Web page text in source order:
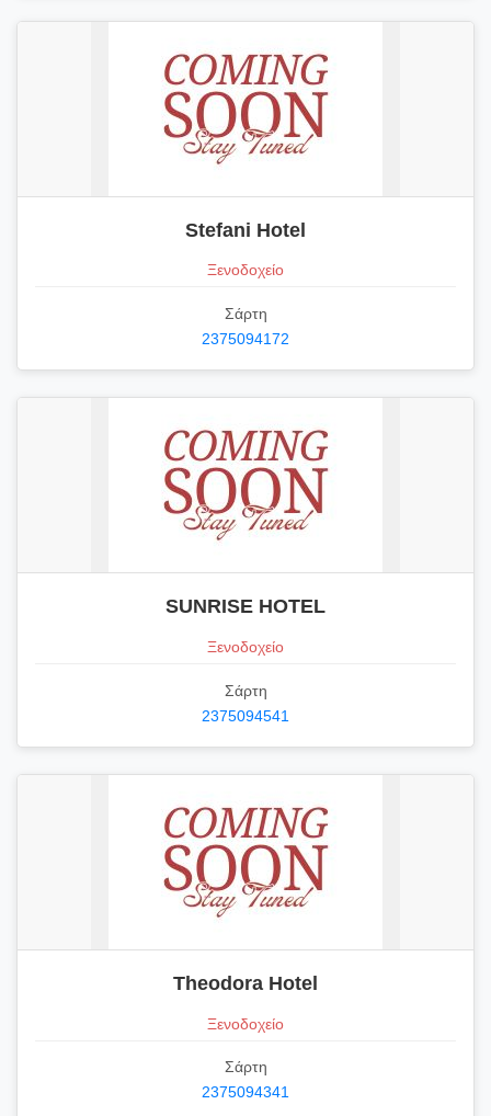
Stefani Hotel
Ξενοδοχείο
Σάρτη
2375094172
SUNRISE HOTEL
Ξενοδοχείο
Σάρτη
2375094541
Theodora Hotel
Ξενοδοχείο
Σάρτη
2375094341